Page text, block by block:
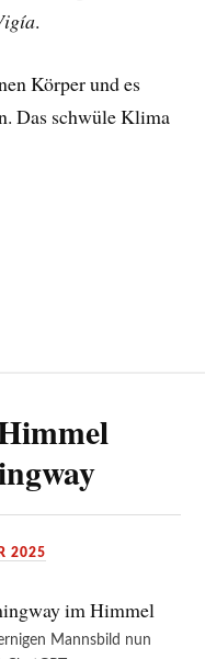
.
Körper und es
Das schwüle Klima
2025
Mannsbild nun